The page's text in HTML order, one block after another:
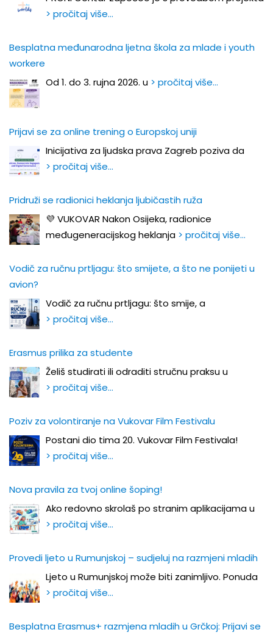
> pročitaj više…
Besplatna međunarodna ljetna škola za mlade i youth
workere
Od 1. do 3. rujna 2026. u > pročitaj više…
Prijavi se za online trening o Europskoj uniji
Inicijativa za ljudska prava Zagreb poziva da
> pročitaj više…
Pridruži se radionici heklanja ljubičastih ruža
💜 VUKOVAR Nakon Osijeka, radionice
međugeneracijskog heklanja > pročitaj više…
Vodič za ručnu prtljagu: što smijete, a što ne ponijeti u
avion?
Vodič za ručnu prtljagu: što smije, a
> pročitaj više…
Erasmus prilika za studente
Želiš studirati ili odraditi stručnu praksu u
> pročitaj više…
Poziv za volontiranje na Vukovar Film Festivalu
Postani dio tima 20. Vukovar Film Festivala!
> pročitaj više…
Nova pravila za tvoj online šoping!
Ako redovno skrolaš po stranim aplikacijama u
> pročitaj više…
Provedi ljeto u Rumunjskoj – sudjeluj na razmjeni mladih
Ljeto u Rumunjskoj može biti zanimljivo. Ponuda
> pročitaj više…
Besplatna Erasmus+ razmjena mladih u Grčkoj: Prijavi se